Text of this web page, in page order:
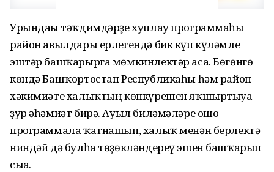
Урындағы тәҡдимдәрҙе хуплау программаһы
район авылдары ерлегендә бик күп күләмле
эштәр башҡарырга мөмкинлектәр аса. Бөгөнгө
көндә Башҡортостан Республикаһы һәм район
хәкимиәте халыҡтың көнкүрешен яҡшыртыуға
ҙур әһәмиәт бирә. Ауыл биләмәләре ошо
программала ҡатнашып, халыҡ менән берлектә
ниндәй дә булһа төҙөкләндереү эшен башҡарып
сыға.